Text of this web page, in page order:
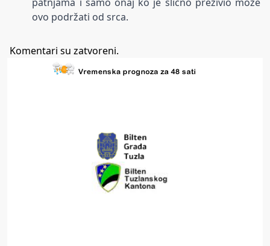
ovo podržati od srca.
Komentari su zatvoreni.